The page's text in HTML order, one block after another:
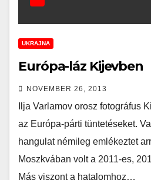
UKRAJNA
Európa-láz Kijevben
NOVEMBER 26, 2013
Ilja Varlamov orosz fotográfus
az Európa-párti tüntetéseket.
hangulat némileg emlékeztet
Moszkvában volt a 2011-es,
Más viszont a hatalomhoz…